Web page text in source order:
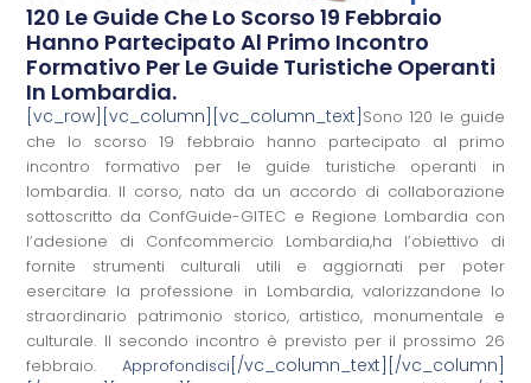
120 Le Guide Che Lo Scorso 19 Febbraio
Hanno Partecipato Al Primo Incontro
Formativo Per Le Guide Turistiche Operanti
In Lombardia.
[vc_row][vc_column][vc_column_text] Sono 120 le guide
che lo scorso 19 febbraio hanno partecipato al primo
incontro formativo per le guide turistiche operanti in
lombardia. Il corso, nato da un accordo di collaborazione
sottoscritto da ConfGuide-GITEC e Regione Lombardia con
l’adesione di Confcommercio Lombardia,ha l’obiettivo di
fornite strumenti culturali utili e aggiornati per poter
esercitare la professione in Lombardia, valorizzandone lo
straordinario patrimonio storico, artistico, monumentale e
culturale. Il secondo incontro è previsto per il prossimo 26
febbraio. Approfondisci [/vc_column_text][/vc_column]